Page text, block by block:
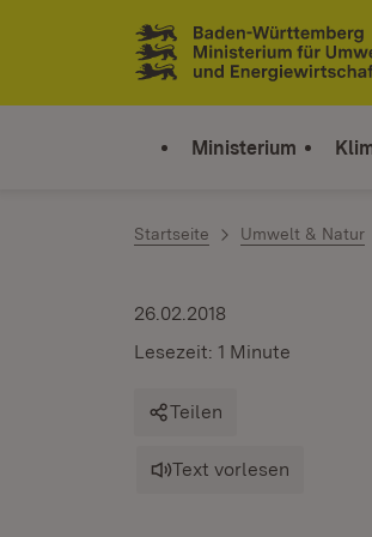
Zum Inhalt springen
Link zur Startseite
Ministerium
Startseite Umwelt & Natur
26.02.2018
Lesezeit: 1 Minute
Teilen
Text vorlesen